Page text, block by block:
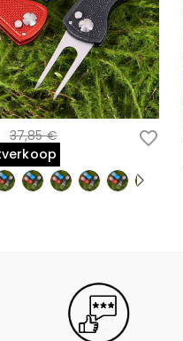
37,85 €